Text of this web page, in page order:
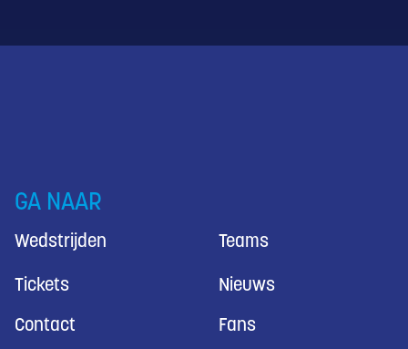
GA NAAR
Wedstrijden Teams
Tickets Nieuws
Contact Fans